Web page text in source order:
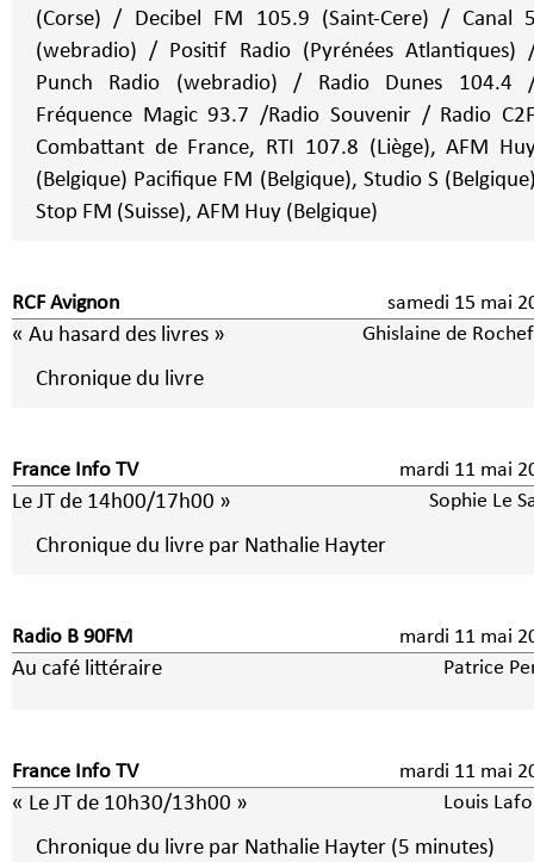
(Corse) / Decibel FM 105.9 (Saint-Cere) / Canal
(webradio) / Positif Radio (Pyrénées Atlantiques)
Punch Radio (webradio) / Radio Dunes 104.4
Fréquence Magic 93.7 /Radio Souvenir / Radio
Combattant de France, RTI 107.8 (Liège), AFM
(Belgique) Pacifique FM (Belgique), Studio S
Stop FM (Suisse), AFM Huy (Belgique)
RCF Avignon samedi 15 mai
« Au hasard des livres » Ghislaine de
Chronique du livre
France Info TV mardi 11 mai
Le JT de 14h00/17h00 » Sophie Le
Chronique du livre par Nathalie Hayter
Radio B 90FM mardi 11 mai
Au café littéraire Patrice
France Info TV mardi 11 mai
« Le JT de 10h30/13h00 » Louis
Chronique du livre par Nathalie Hayter (5 minutes)